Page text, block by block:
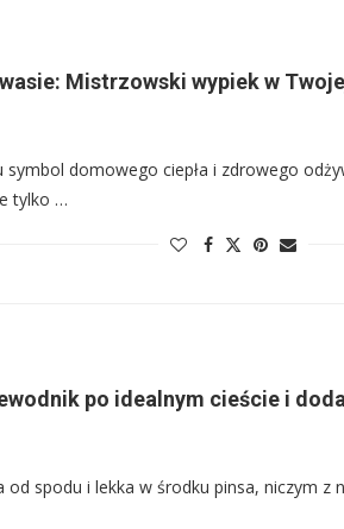
Mistrzowski wypiek w
symbol domowego ciepła i zdrowego
tylko …
po idealnym cieście i
od spodu i lekka w środku pinsa, niczym z